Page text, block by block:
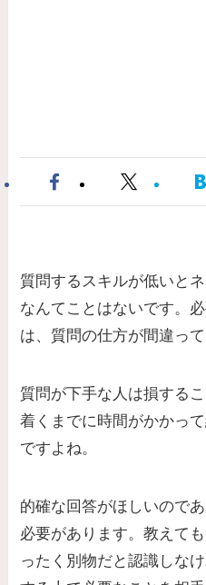
質問するスキルが低いと
なんてことはないです。
は、質問の仕方が間違っ
質問が下手な人は損する
着くまでに時間がかかっ
ですよね。
的確な回答がほしいので
必要があります。教えて
ったく別物だと認識しな